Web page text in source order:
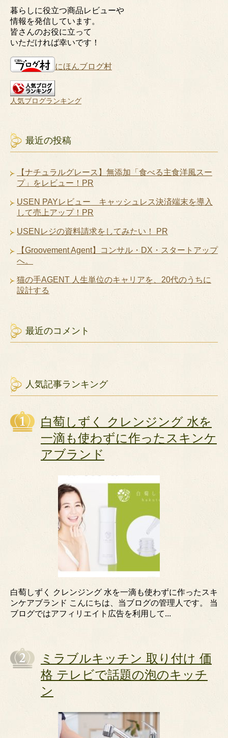
暮らしに役立つ商品レビューや
情報を発信しています。
皆さんのお役に立って
いただければ幸いです！
にほんブログ村
人気ブログランキング
最近の投稿
【ナチュラルグレース】無添加「食べる主食洋風スー
プ」をレビュー！PR
USEN PAYレビュー キャッシュレス決済端末を導入
して売上アップ！PR
USENレジの資料請求をしてみたい！ PR
【Groovement Agent】コンサル・DX・スタートアップ
へ。
猫の手AGENT 人生単位のキャリアを、20代のうちに
設計する
最近のコメント
人気記事ランキング
白萄しずく クレンジング 水を
一滴も使わずに作ったスキンケ
アブランド
白萄しずく クレンジング 水を一滴も使わずに作ったスキ
ンケアブランド こんにちは、当ブログの管理人です。 当
ブログではアフィリエイト広告を利用して...
ミラブルキッチン 取り付け 価
格 テレビで話題の泡のキッチ
ン